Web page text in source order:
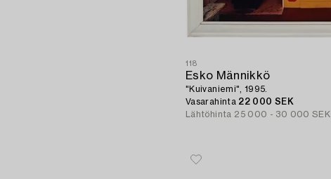
118
Esko Männikkö
"Kuivaniemi", 1995.
Vasarahinta 22 000 SEK
Lähtöhinta 25 000 - 30 000 SEK